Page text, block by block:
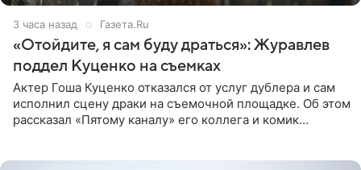
3 часа назад Газета.Ru
«Отойдите, я сам буду драться»: Журавлев
поддел Куценко на съемках
Актер Гоша Куценко отказался от услуг дублера и сам
исполнил сцену драки на съемочной площадке. Об этом
рассказал «Пятому каналу» его коллега и комик